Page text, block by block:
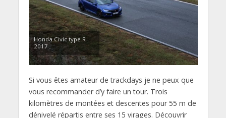
Honda Civic type R
2017
Si vous êtes amateur de trackdays je ne peux que
vous recommander d’y faire un tour. Trois
kilomètres de montées et descentes pour 55 m de
dénivelé répartis entre ses 15 virages. Découvrir